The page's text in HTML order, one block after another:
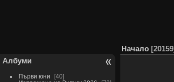
Албуми
Първи юни
40
Начало 20159